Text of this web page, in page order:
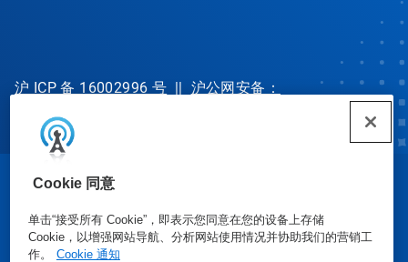
Cookie 同意
单击“接受所有 Cookie”，即表示您同意在您的设备上存储
Cookie，以增强网站导航、分析网站使用情况并协助我们的营销工
作。
Cookie 通知
沪 ICP 备 16002996 号 || 沪公网安备：
31010702002902 号
安全数据表 | 隐私政策|使用条款